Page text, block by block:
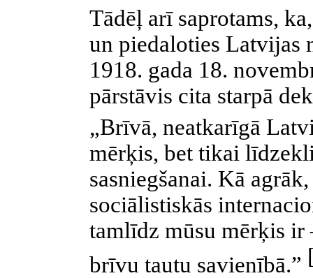
Tādēļ arī saprotams,
un piedaloties Latvijas
1918. gada 18.
pārstāvis cita starpā
„Brīvā, neatkarīgā
mērķis, bet tikai
sasniegšanai. Kā
sociālistiskās
tamlīdz mūsu mērķis
brīvu tautu savienībā.”